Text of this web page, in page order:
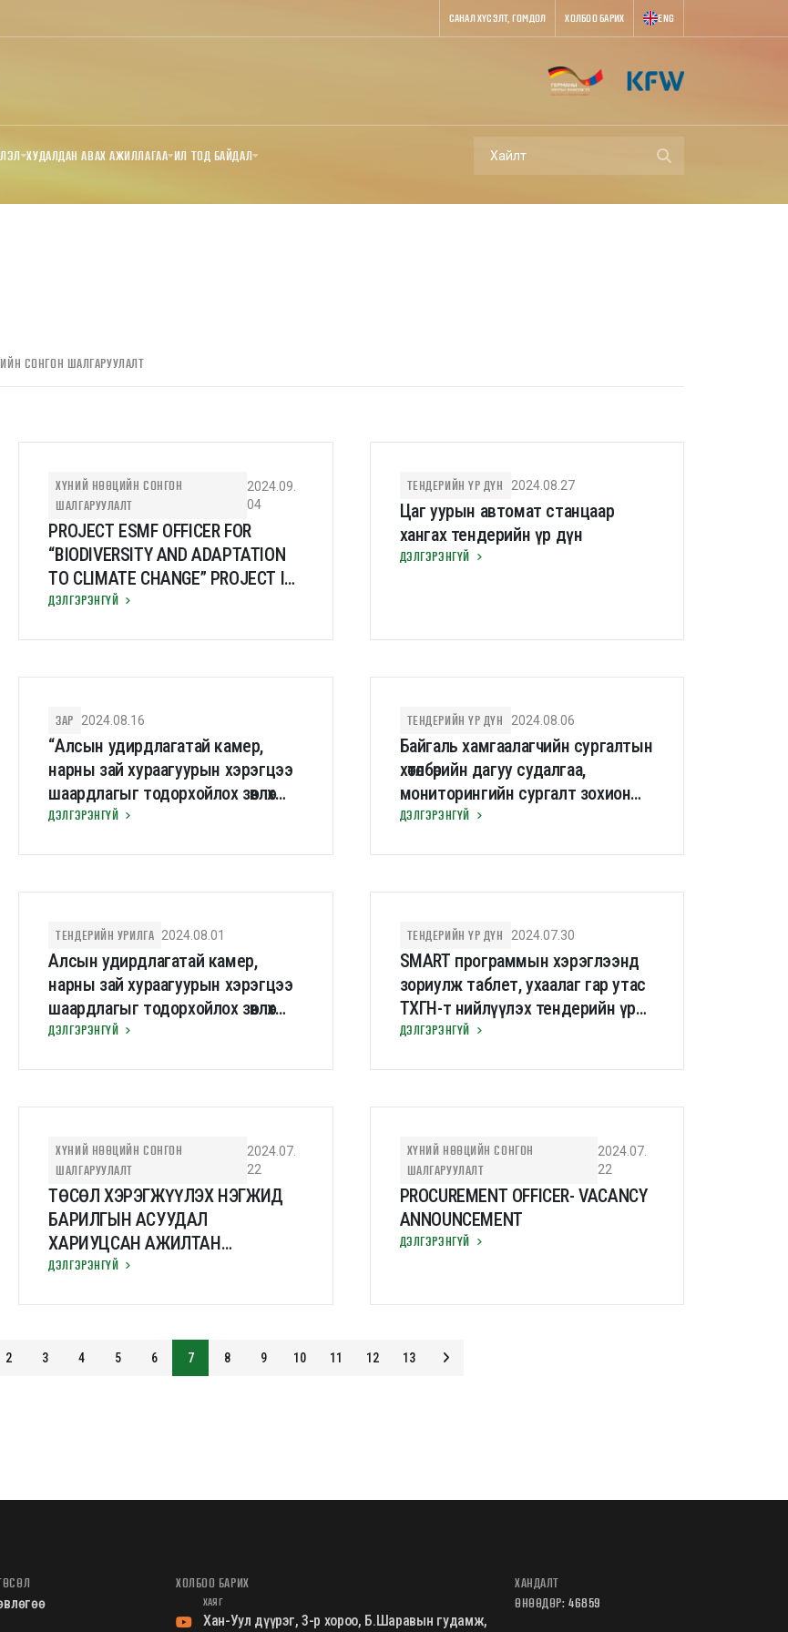
САНАЛ ХҮСЭЛТ, ГОМДОЛ ХОЛБОО БАРИХ ENG
ХУДАЛДАН АВАХ АЖИЛЛАГАА ИЛ ТОД БАЙДАЛ
СОНГОН ШАЛГАРУУЛАЛТ
ХҮНИЙ НӨӨЦИЙН СОНГОН
ШАЛГАРУУЛАЛТ
2024.09.
04
PROJECT ESMF OFFICER FOR
“BIODIVERSITY AND ADAPTATION
TO CLIMATE CHANGE” PROJECT IN
MONGOLIA
ДЭЛГЭРЭНГҮЙ
ТЕНДЕРИЙН ҮР ДҮН 2024.08.27
Цаг уурын автомат станцаар
хангах тендерийн үр дүн
ДЭЛГЭРЭНГҮЙ
ЗАР 2024.08.16
“Алсын удирдлагатай камер,
нарны зай хураагуурын хэрэгцээ
шаардлагыг тодорхойлох зөвлөх
үйлчилгээ” тендерт оролцохыг
ДЭЛГЭРЭНГҮЙ
ТЕНДЕРИЙН ҮР ДҮН 2024.08.06
Байгаль хамгаалагчийн сургалтын
хөтөлбөрийн дагуу судалгаа,
мониторингийн сургалт зохион
байгуулах тендерийн урьдчилан
ДЭЛГЭРЭНГҮЙ
ТЕНДЕРИЙН УРИЛГА 2024.08.01
Алсын удирдлагатай камер,
нарны зай хураагуурын хэрэгцээ
шаардлагыг тодорхойлох зөвлөх
үйлчилгээ
ДЭЛГЭРЭНГҮЙ
ТЕНДЕРИЙН ҮР ДҮН 2024.07.30
SMART программын хэрэглээнд
зориулж таблет, ухаалаг гар утас
ТХГН-т нийлүүлэх тендерийн үр
дүн
ДЭЛГЭРЭНГҮЙ
ХҮНИЙ НӨӨЦИЙН СОНГОН
ШАЛГАРУУЛАЛТ
2024.07.
22
ТӨСӨЛ ХЭРЭГЖҮҮЛЭХ НЭГЖИД
БАРИЛГЫН АСУУДАЛ
ХАРИУЦСАН АЖИЛТАН
ШАЛГАРУУЛЖ АВНА
ДЭЛГЭРЭНГҮЙ
ХҮНИЙ НӨӨЦИЙН СОНГОН
ШАЛГАРУУЛАЛТ
2024.07.
22
PROCUREMENT OFFICER- VACANCY
ANNOUNCEMENT
ДЭЛГЭРЭНГҮЙ
2 3 4 5 6 7 8 9 10 11 12 13
ХОЛБОО БАРИХ
ХАЯГ
Хан-Уул дүүрэг, 3-р хороо, Б.Шаравын гудамж,
ХАНДАЛТ
ӨНӨӨДӨР:46859